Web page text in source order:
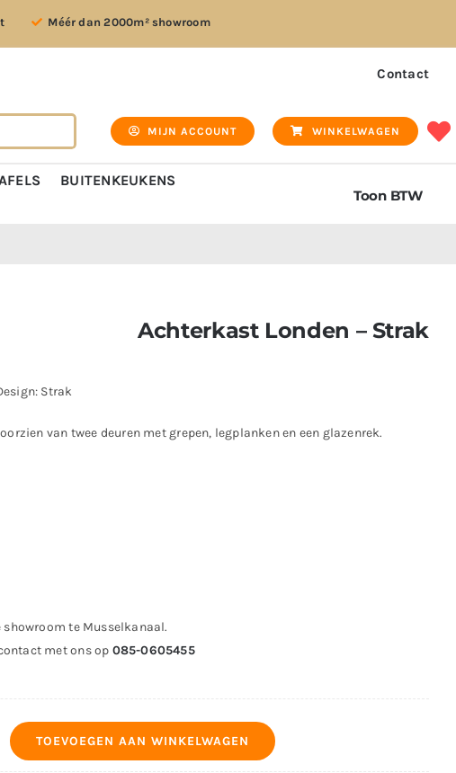
Méér dan 2000m² showroom
Contact
MIJN ACCOUNT WINKELWAGEN
BUITENKEUKENS
Toon BTW
Achterkast Londen – Strak
Strak
van twee deuren met grepen, legplanken en een glazenrek.
te Musselkanaal.
met ons op 085-0605455
TOEVOEGEN AAN WINKELWAGEN